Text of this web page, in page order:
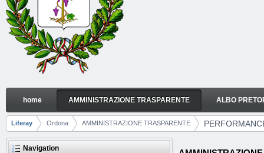
PERFORMANCE
Navigation
home AMMINISTRAZIONE TRASPARENTE ALBO
Breadcrumbs
Liferay Ordona AMMINISTRAZIONE TRASPARENTE
Navigation